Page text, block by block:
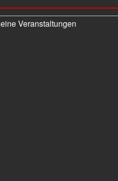
Veranstaltungen